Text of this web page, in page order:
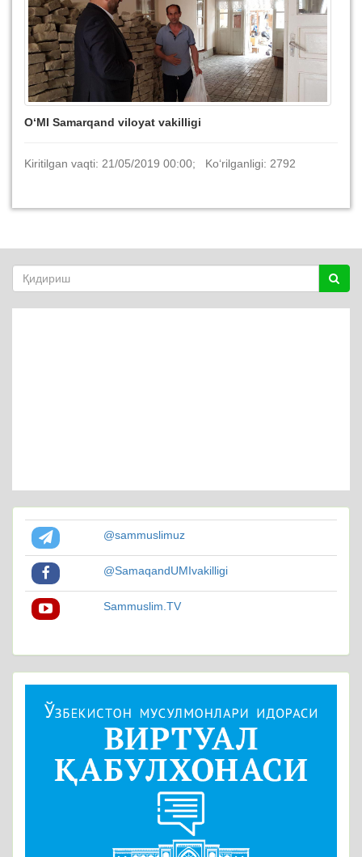
O‘MI Samarqand viloyat vakilligi
Kiritilgan vaqti: 21/05/2019 00:00; Ko‘rilganligi: 2792
@sammuslimuz
@SamaqandUMIvakilligi
Sammuslim.TV